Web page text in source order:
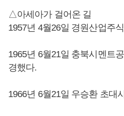
△아세아가 걸어온 길
1957년 4월26일 경원산업주
1965년 6월21일 충북시멘트
경했다.
1966년 6월21일 우승환 초대